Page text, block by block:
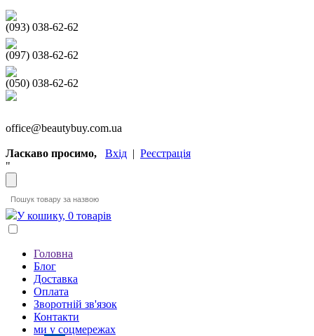
(093) 038-62-62
(097) 038-62-62
(050) 038-62-62
office@beautybuy.com.ua
Ласкаво просимо, Вхід | Реєстрація
"
У кошику, 0 товарів
Головна
Блог
Доставка
Оплата
Зворотній зв'язок
Контакти
ми у соцмережах